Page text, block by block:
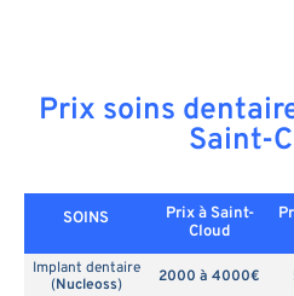
Prix soins
Saint-
SOINS
Prix à Saint-
Cloud
Implant dentaire
(Nucleoss) 2000 à 4000€